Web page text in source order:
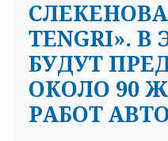
TENGRI».
БУДУТ
ОКОЛО 90
РАБОТ